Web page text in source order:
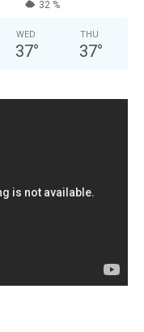
32 %
WED
37°
THU
37°